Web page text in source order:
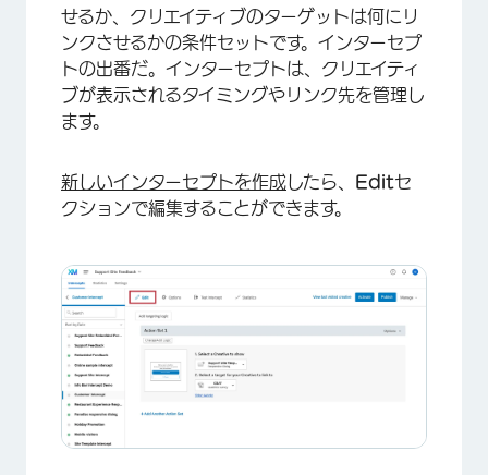
FAQs
せるか、クリエイティブのターゲットは何にリ
ンクさせるかの条件セットです。インターセプ
トの出番だ。インターセプトは、クリエイティ
ブが表示されるタイミングやリンク先を管理し
ます。
新しいインターセプトを作成したら、 Editセ
クションで編集することができます。